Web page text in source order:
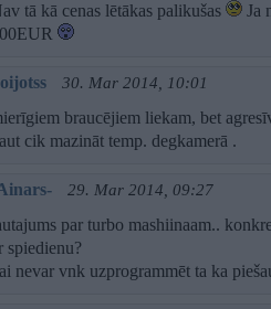
tā kā cenas lētākas palikušas
Ja
30. Mar 2014, 10:01
braucējiem liekam, bet
cik mazināt temp. degkamerā .
29. Mar 2014, 09:27
par turbo mashiinaam..
spiedienu?
nevar vnk uzprogrammēt ta ka